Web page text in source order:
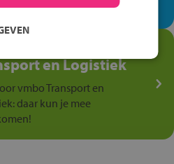
is!
en Logistiek
vmbo Transport en
daar kun je mee